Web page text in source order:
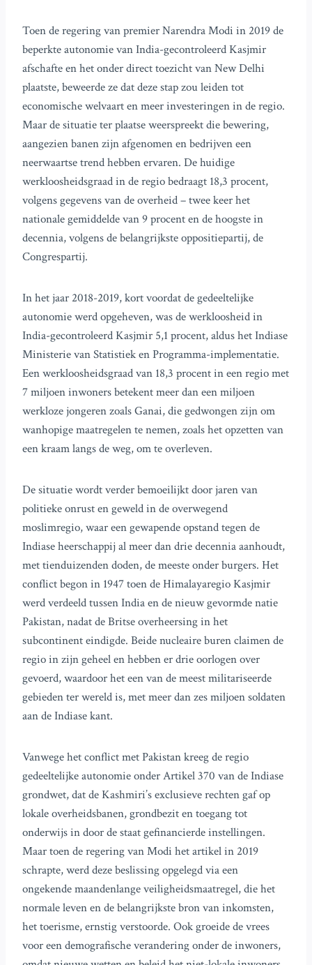
Toen de regering van premier Narendra Modi in 2019 de
beperkte autonomie van India-gecontroleerd Kasjmir
afschafte en het onder direct toezicht van New Delhi
plaatste, beweerde ze dat deze stap zou leiden tot
economische welvaart en meer investeringen in de regio.
Maar de situatie ter plaatse weerspreekt die bewering,
aangezien banen zijn afgenomen en bedrijven een
neerwaartse trend hebben ervaren. De huidige
werkloosheidsgraad in de regio bedraagt 18,3 procent,
volgens gegevens van de overheid – twee keer het
nationale gemiddelde van 9 procent en de hoogste in
decennia, volgens de belangrijkste oppositiepartij, de
Congrespartij.
In het jaar 2018-2019, kort voordat de gedeeltelijke
autonomie werd opgeheven, was de werkloosheid in
India-gecontroleerd Kasjmir 5,1 procent, aldus het Indiase
Ministerie van Statistiek en Programma-implementatie.
Een werkloosheidsgraad van 18,3 procent in een regio met
7 miljoen inwoners betekent meer dan een miljoen
werkloze jongeren zoals Ganai, die gedwongen zijn om
wanhopige maatregelen te nemen, zoals het opzetten van
een kraam langs de weg, om te overleven.
De situatie wordt verder bemoeilijkt door jaren van
politieke onrust en geweld in de overwegend
moslimregio, waar een gewapende opstand tegen de
Indiase heerschappij al meer dan drie decennia aanhoudt,
met tienduizenden doden, de meeste onder burgers. Het
conflict begon in 1947 toen de Himalayaregio Kasjmir
werd verdeeld tussen India en de nieuw gevormde natie
Pakistan, nadat de Britse overheersing in het
subcontinent eindigde. Beide nucleaire buren claimen de
regio in zijn geheel en hebben er drie oorlogen over
gevoerd, waardoor het een van de meest militariseerde
gebieden ter wereld is, met meer dan zes miljoen soldaten
aan de Indiase kant.
Vanwege het conflict met Pakistan kreeg de regio
gedeeltelijke autonomie onder Artikel 370 van de Indiase
grondwet, dat de Kashmiri’s exclusieve rechten gaf op
lokale overheidsbanen, grondbezit en toegang tot
onderwijs in door de staat gefinancierde instellingen.
Maar toen de regering van Modi het artikel in 2019
schrapte, werd deze beslissing opgelegd via een
ongekende maandenlange veiligheidsmaatregel, die het
normale leven en de belangrijkste bron van inkomsten,
het toerisme, ernstig verstoorde. Ook groeide de vrees
voor een demografische verandering onder de inwoners,